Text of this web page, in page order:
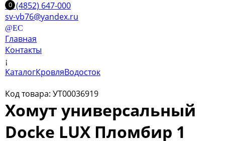
+7 (4852) 647-000
sv-vb76@yandex.ru
Главная
Контакты
КаталогКровляВодосток
Код товара: УТ00036919
Хомут универсальный
Docke LUX Пломбир 1